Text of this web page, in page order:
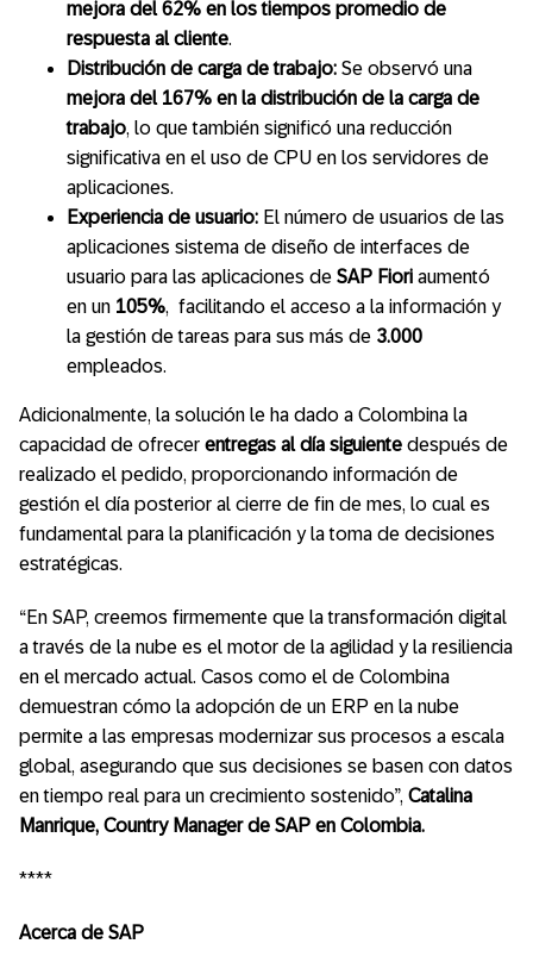
mejora del 62% en los tiempos promedio de
respuesta al cliente.
Distribución de carga de trabajo: Se observó una
mejora del 167% en la distribución de la carga de
trabajo, lo que también significó una reducción
significativa en el uso de CPU en los servidores de
aplicaciones.
Experiencia de usuario: El número de usuarios de las
aplicaciones sistema de diseño de interfaces de
usuario para las aplicaciones de SAP Fiori aumentó
en un 105%, facilitando el acceso a la información y
la gestión de tareas para sus más de 3.000
empleados.
Adicionalmente, la solución le ha dado a Colombina la
capacidad de ofrecer entregas al día siguiente después de
realizado el pedido, proporcionando información de
gestión el día posterior al cierre de fin de mes, lo cual es
fundamental para la planificación y la toma de decisiones
estratégicas.
“En SAP, creemos firmemente que la transformación digital
a través de la nube es el motor de la agilidad y la resiliencia
en el mercado actual. Casos como el de Colombina
demuestran cómo la adopción de un ERP en la nube
permite a las empresas modernizar sus procesos a escala
global, asegurando que sus decisiones se basen con datos
en tiempo real para un crecimiento sostenido”, Catalina
Manrique, Country Manager de SAP en Colombia.
****
Acerca de SAP